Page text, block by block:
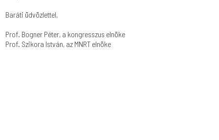
Baráti üdvözlettel,
Prof. Bogner Péter, a kongresszus elnöke
Prof. Szikora István, az MNRT elnöke